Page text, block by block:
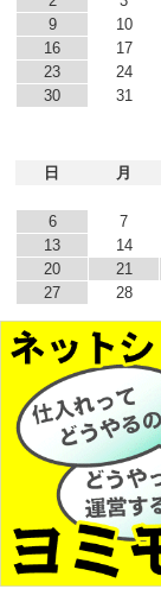
9
10
16
17
23
24
30
31
日
月
6
7
13
14
20
21
27
28